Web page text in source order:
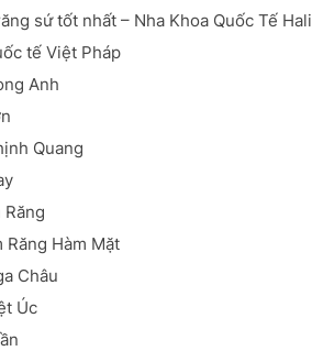
sứ tốt nhất – Nha Khoa Quốc Tế Hali
tế Việt Pháp
Anh
Quang
Răng Hàm Mặt
Châu
Úc